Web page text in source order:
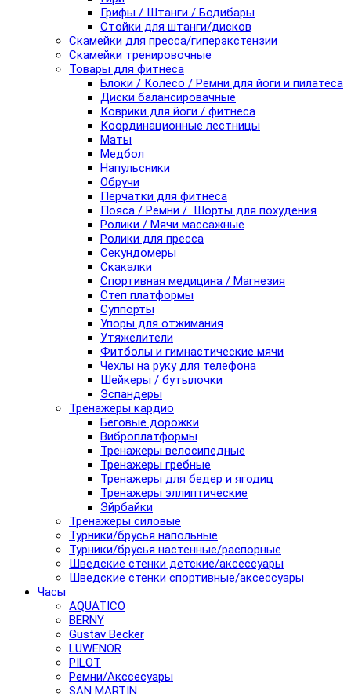
Грифы / Штанги / Бодибары
Стойки для штанги/дисков
Скамейки для пресса/гиперэкстензии
Скамейки тренировочные
Товары для фитнеса
Блоки / Колесо / Ремни для йоги и пилатеса
Диски балансировачные
Коврики для йоги / фитнеса
Координационные лестницы
Маты
Медбол
Напульсники
Обручи
Перчатки для фитнеса
Пояса / Ремни / Шорты для похудения
Ролики / Мячи массажные
Ролики для пресса
Секундомеры
Скакалки
Спортивная медицина / Магнезия
Степ платформы
Суппорты
Упоры для отжимания
Утяжелители
Фитболы и гимнастические мячи
Чехлы на руку для телефона
Шейкеры / бутылочки
Эспандеры
Тренажеры кардио
Беговые дорожки
Виброплатформы
Тренажеры велосипедные
Тренажеры гребные
Тренажеры для бедер и ягодиц
Тренажеры эллиптические
Эйрбайки
Тренажеры силовые
Турники/брусья напольные
Турники/брусья настенные/распорные
Шведские стенки детские/аксессуары
Шведские стенки спортивные/аксессуары
Часы
AQUATICO
BERNY
Gustav Becker
LUWENOR
PILOT
Pемни/Акссесуары
SAN MARTIN